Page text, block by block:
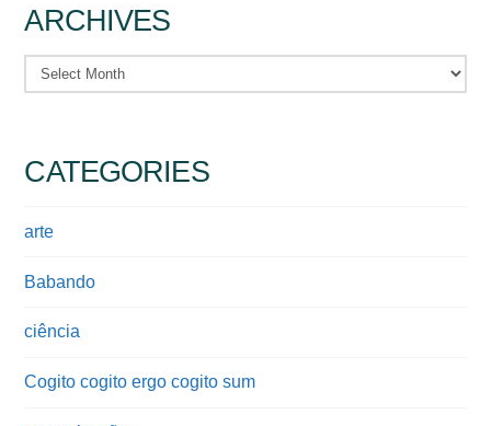
ARCHIVES
Archives
CATEGORIES
arte
Babando
ciência
Cogito cogito ergo cogito sum